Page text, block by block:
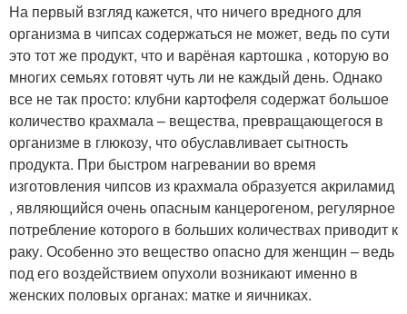
На первый взгляд кажется, что ничего вредного для
организма в чипсах содержаться не может, ведь по сути
это тот же продукт, что и варёная картошка , которую во
многих семьях готовят чуть ли не каждый день. Однако
все не так просто: клубни картофеля содержат большое
количество крахмала – вещества, превращающегося в
организме в глюкозу, что обуславливает сытность
продукта. При быстром нагревании во время
изготовления чипсов из крахмала образуется акриламид
, являющийся очень опасным канцерогеном, регулярное
потребление которого в больших количествах приводит к
раку. Особенно это вещество опасно для женщин – ведь
под его воздействием опухоли возникают именно в
женских половых органах: матке и яичниках.